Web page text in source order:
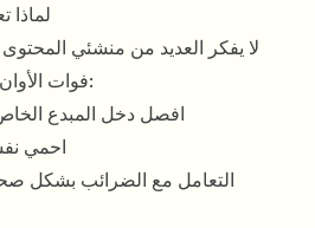
لماذا
لا يفكر العديد من منشئي المحتوى
فوات الأوان. الاسم المستعار يساعدك:
افصل دخل المبدع
احمي
التعامل مع الضرائب بشكل